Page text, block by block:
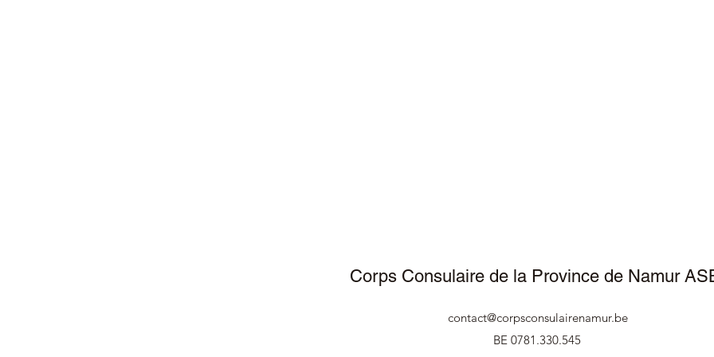
Corps Consulaire de la Province de Namur
contact@corpsconsulairenamur.be
BE 0781.330.545